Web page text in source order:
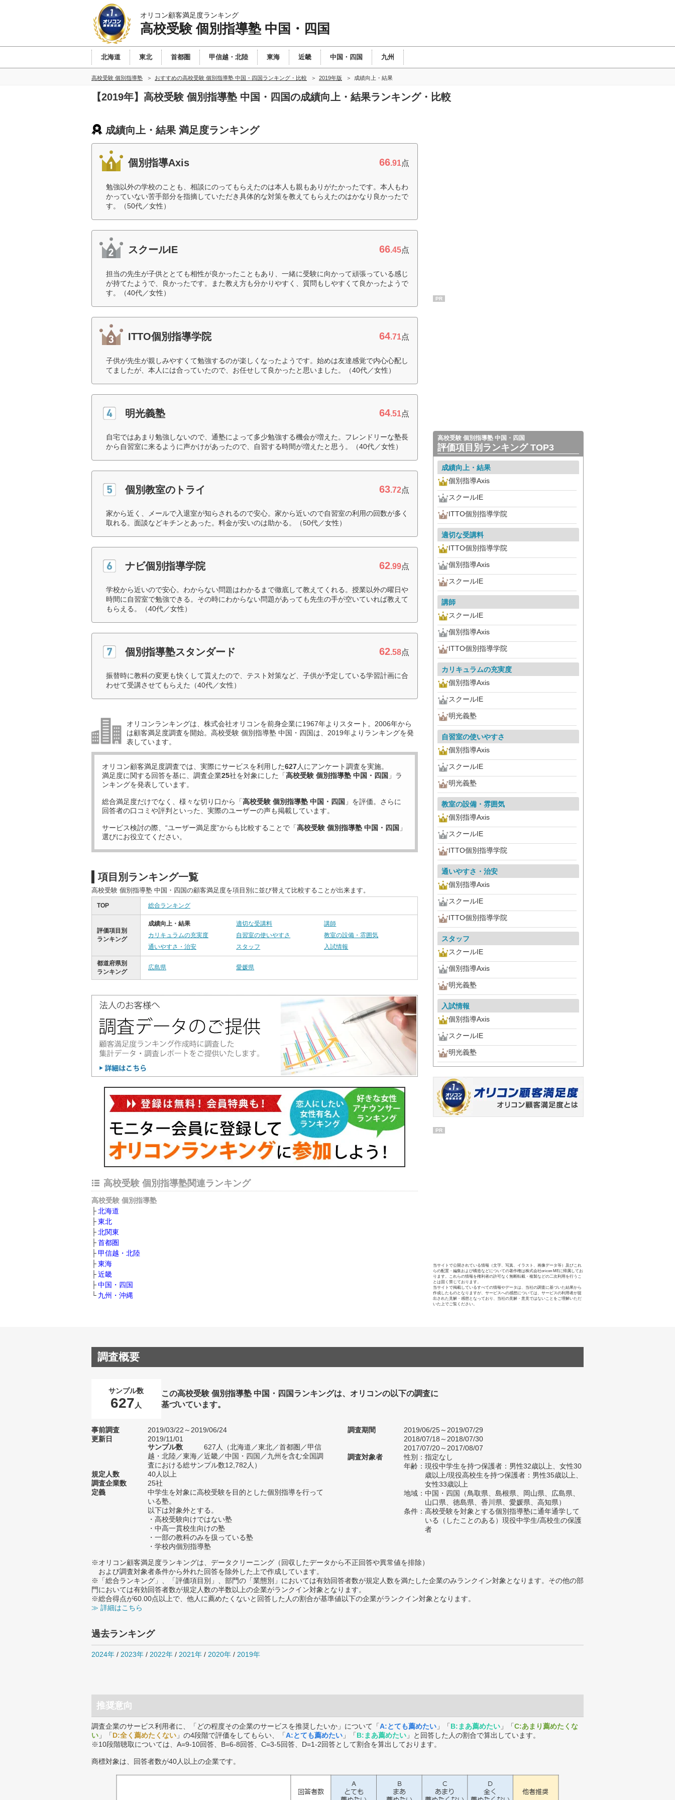
オリコン顧客満足度ランキング
高校受験 個別指導塾 中国・四国
北海道 東北 首都圏 甲信越・北陸 東海 近畿 中国・四国 九州
高校受験 個別指導塾 おすすめの高校受験 個別指導塾 中国・四国ランキング・比較 2019年版 成績向上・結果
【2019年】高校受験 個別指導塾 中国・四国の成績向上・結果ランキング・比較
成績向上・結果 満足度ランキング
個別指導Axis 66.91点
勉強以外の学校のことも、相談にのってもらえたのは本人も親もありがたかったです。本人もわ
かっていない苦手部分を指摘していただき具体的な対策を教えてもらえたのはかなり良かったで
す。（50代／女性）
スクールIE 66.45点
担当の先生が子供ととても相性が良かったこともあり、一緒に受験に向かって頑張っている感じ
が持てたようで、良かったです。また教え方も分かりやすく、質問もしやすくて良かったようで
す。（40代／女性）
ITTO個別指導学院 64.71点
子供が先生が親しみやすくて勉強するのが楽しくなったようです。始めは友達感覚で内心心配し
てましたが、本人には合っていたので、お任せして良かったと思いました。（40代／女性）
明光義塾 64.51点
自宅ではあまり勉強しないので、通塾によって多少勉強する機会が増えた。フレンドリーな塾長
から自習室に来るように声かけがあったので、自習する時間が増えたと思う。（40代／女性）
個別教室のトライ 63.72点
家から近く、メールで入退室が知らされるので安心。家から近いので自習室の利用の回数が多く
取れる。面談などキチンとあった。料金が安いのは助かる。（50代／女性）
ナビ個別指導学院 62.99点
学校から近いので安心。わからない問題はわかるまで徹底して教えてくれる。授業以外の曜日や
時間に自習室で勉強できる。その時にわからない問題があっても先生の手が空いていれば教えて
もらえる。（40代／女性）
個別指導塾スタンダード 62.58点
振替時に教科の変更も快くして貰えたので、テスト対策など、子供が予定している学習計画に合
わせて受講させてもらえた（40代／女性）
オリコンランキングは、株式会社オリコンを前身企業に1967年よりスタート。2006年から
は顧客満足度調査を開始。高校受験 個別指導塾 中国・四国は、2019年よりランキングを発
表しています。
オリコン顧客満足度調査では、実際にサービスを利用した627人にアンケート調査を実施。
満足度に関する回答を基に、調査企業25社を対象にした「高校受験 個別指導塾 中国・四国 」ラ
ンキングを発表しています。
総合満足度だけでなく、様々な切り口から「高校受験 個別指導塾 中国・四国 」を評価。さらに
回答者の口コミや評判といった、実際のユーザーの声も掲載しています。
サービス検討の際、“ユーザー満足度”からも比較することで「高校受験 個別指導塾 中国・四国 」
選びにお役立てください。
項目別ランキング一覧
高校受験 個別指導塾 中国・四国の顧客満足度を項目別に並び替えて比較することが出来ます。
TOP 総合ランキング
評価項目別
ランキング
成績向上・結果 適切な受講料
講師
カリキュラムの充実度
自習室の使いやすさ
教室の設備・雰囲気
通いやすさ・治安
スタッフ 入試情報
都道府県別
ランキング
広島県 愛媛県
高校受験 個別指導塾関連ランキング
高校受験 個別指導塾
北海道
東北
北関東
首都圏
甲信越・北陸
東海
近畿
中国・四国
九州・沖縄
PR
高校受験 個別指導塾 中国・四国
評価項目別ランキング TOP3
成績向上・結果
個別指導Axis
スクールIE
ITTO個別指導学院
適切な受講料
ITTO個別指導学院
個別指導Axis
スクールIE
講師
スクールIE
個別指導Axis
ITTO個別指導学院
カリキュラムの充実度
個別指導Axis
スクールIE
明光義塾
自習室の使いやすさ
個別指導Axis
スクールIE
明光義塾
教室の設備・雰囲気
個別指導Axis
スクールIE
ITTO個別指導学院
通いやすさ・治安
個別指導Axis
スクールIE
ITTO個別指導学院
スタッフ
スクールIE
個別指導Axis
明光義塾
入試情報
個別指導Axis
スクールIE
明光義塾
PR
当サイトで公開されている情報（文字、写真、イラスト、画像データ等）及びこれ
らの配置・編集および構造などについての著作権は株式会社oricon MEに帰属してお
ります。これらの情報を権利者の許可なく無断転載・複製などの二次利用を行うこ
とは固く禁じております。
当サイトで掲載しているすべての情報やデータは、当社の調査に基づいた結果から
作成したものとなりますが、サービスへの感想については、サービスの利用者が提
出された見解・感想となっており、当社の見解・意見ではないことをご理解いただ
いた上でご覧ください。
調査概要
サンプル数
627 人
この高校受験 個別指導塾 中国・四国ランキングは、オリコンの以下の調査に
基づいています。
事前調査
2019/03/22～2019/06/24
更新日
2019/11/01
サンプル数
627人（北海道／東北／首都圏／甲信
越・北陸／東海／近畿／中国・四国／九州を含む全国調
査における総サンプル数12,782人）
規定人数
40人以上
調査企業数
25社
定義
中学生を対象に高校受験を目的とした個別指導を行って
いる塾。
以下は対象外とする。
・高校受験向けではない塾
・中高一貫校生向けの塾
・一部の教科のみを扱っている塾
・学校内個別指導塾
調査期間
2019/06/25～2019/07/29
2018/07/18～2018/07/30
2017/07/20～2017/08/07
調査対象者
性別：指定なし
年齢：現役中学生を持つ保護者：男性32歳以上、女性30
歳以上/現役高校生を持つ保護者：男性35歳以上、
女性33歳以上
地域：中国・四国（鳥取県、島根県、岡山県、広島県、
山口県、徳島県、香川県、愛媛県、高知県）
条件：高校受験を対象とする個別指導塾に通年通学して
いる（したことのある）現役中学生/高校生の保護
者
※オリコン顧客満足度ランキングは、データクリーニング（回収したデータから不正回答や異常値を排除）
および調査対象者条件から外れた回答を除外した上で作成しています。
※「総合ランキング」、「評価項目別」、部門の「業態別」においては有効回答者数が規定人数を満たした企業のみランクイン対象となります。その他の部
門においては有効回答者数が規定人数の半数以上の企業がランクイン対象となります。
※総合得点が60.00点以上で、他人に薦めたくないと回答した人の割合が基準値以下の企業がランクイン対象となります。
≫ 詳細はこちら
過去ランキング
2024年 / 2023年 / 2022年 / 2021年 / 2020年 / 2019年
推奨意向
調査企業のサービス利用者に、「どの程度その企業のサービスを推奨したいか」について「A:とても薦めたい 」「B:まあ薦めたい 」「C:あまり薦めたくな
い 」「D:全く薦めたくない 」の4段階で評価をしてもらい、「A:とても薦めたい 」「B:まあ薦めたい 」と回答した人の割合で算出しています。
※10段階聴取については、A=9-10回答、B=6-8回答、C=3-5回答、D=1-2回答として割合を算出しております。
商標対象は、回答者数が40人以上の企業です。